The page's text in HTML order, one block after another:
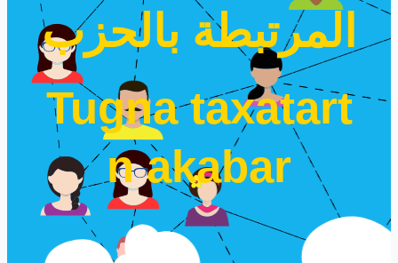
المرتبطة بالحزب
Tugna taxatart
n akabar